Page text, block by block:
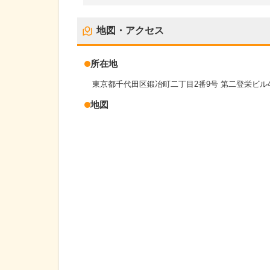
地図・アクセス
所在地
東京都千代田区鍛冶町二丁目2番9号 第二登栄ビル
地図